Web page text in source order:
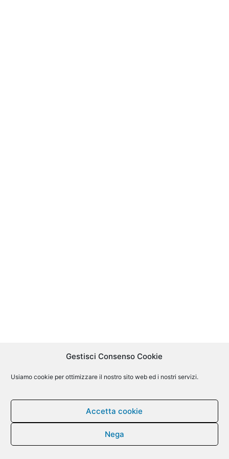
Gestisci Consenso Cookie
Usiamo cookie per ottimizzare il nostro sito web ed i nostri servizi.
Accetta cookie
Nega